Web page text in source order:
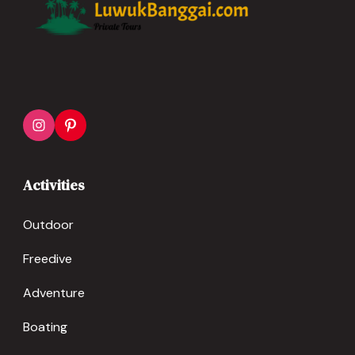
Activities
Outdoor
Freedive
Adventure
Boating